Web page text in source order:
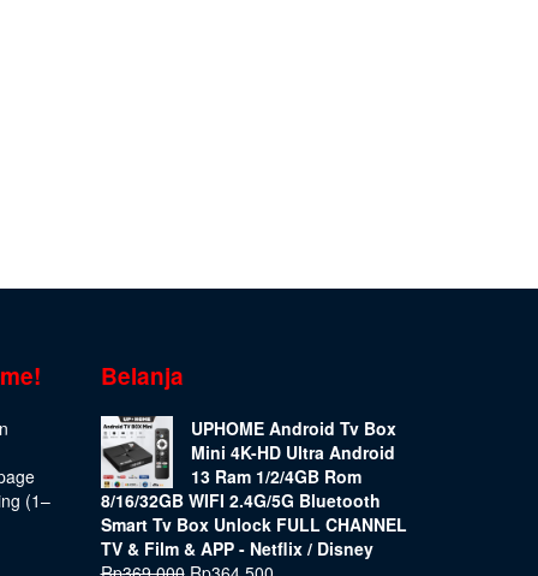
(1–
Belanja
UPHOME Android Tv Box
Mini 4K-HD Ultra Android
13 Ram 1/2/4GB Rom
8/16/32GB WIFI 2.4G/5G Bluetooth
Smart Tv Box Unlock FULL CHANNEL
TV & Film & APP - Netflix / Disney